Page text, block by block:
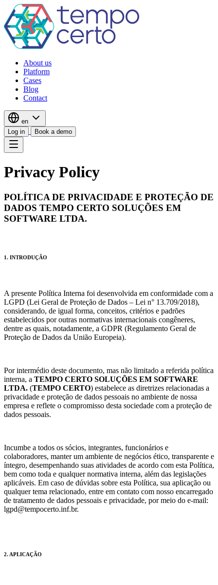
About us
Platform
Cases
Blog
Contact
en
Log in
Book a demo
Privacy Policy
POLÍTICA DE PRIVACIDADE E PROTEÇÃO DE
DADOS TEMPO CERTO SOLUÇÕES EM
SOFTWARE LTDA.
1. INTRODUÇÃO
A presente Política Interna foi desenvolvida em conformidade com a
LGPD (Lei Geral de Proteção de Dados – Lei n° 13.709/2018),
considerando, de igual forma, conceitos, critérios e padrões
estabelecidos por outras normativas internacionais congêneres,
dentre as quais, notadamente, a GDPR (Regulamento Geral de
Proteção de Dados da União Europeia).
Por intermédio deste documento, mas não limitado a referida política
interna, a TEMPO CERTO SOLUÇÕES EM SOFTWARE
LTDA. (TEMPO CERTO) estabelece as diretrizes relacionadas a
privacidade e proteção de dados pessoais no ambiente de nossa
empresa e reflete o compromisso desta sociedade com a proteção de
dados pessoais.
Incumbe a todos os sócios, integrantes, funcionários e
colaboradores, manter um ambiente de negócios ético, transparente e
íntegro, desempenhando suas atividades de acordo com esta Política,
bem como toda e qualquer normativa interna, além das legislações
aplicáveis. Em caso de dúvidas sobre esta Política, sua aplicação ou
qualquer tema relacionado, entre em contato com nosso encarregado
de tratamento de dados pessoais e privacidade, por meio do e-mail:
lgpd@tempocerto.inf.br.
2. APLICAÇÃO